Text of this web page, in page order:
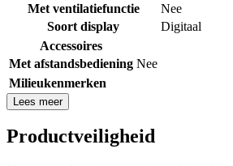
Met ventilatiefunctie
Nee
Soort display
Digitaal
Accessoires
Met afstandsbediening Nee
Milieukenmerken
Lees meer
Productveiligheid